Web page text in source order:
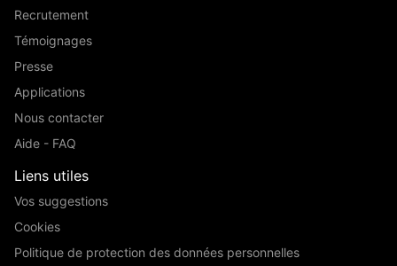
Recrutement
Témoignages
Presse
Applications
Nous contacter
Aide - FAQ
Liens utiles
Vos suggestions
Cookies
Politique de protection des données personnelles